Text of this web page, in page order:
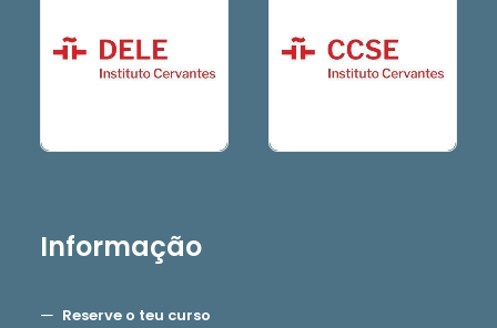
Informação
Reserve o teu curso